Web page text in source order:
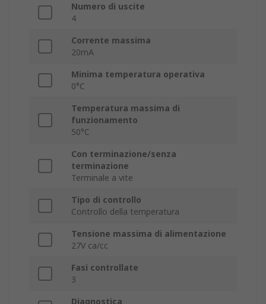
Numero di uscite
4
Corrente massima
20mA
Minima temperatura operativa
0°C
Temperatura massima di
funzionamento
50°C
Con terminazione/senza
terminazione
Terminale a vite
Tipo di controllo
Controllo della temperatura
Tensione massima di alimentazione
27V ca/cc
Fasi controllate
3
Diagnostica